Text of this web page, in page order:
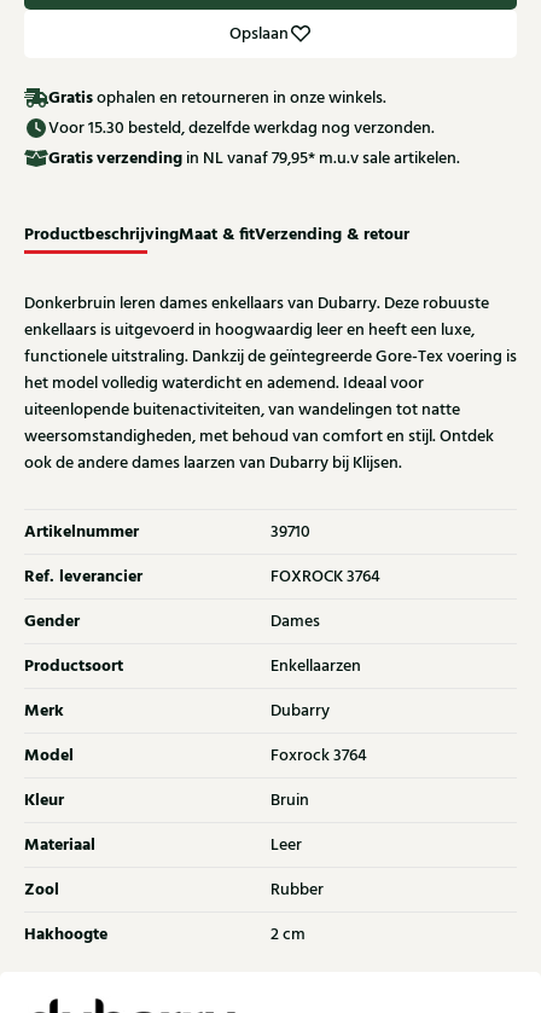
Opslaan
Gratisophalen en retourneren in onze winkels.
Voor 15.30 besteld, dezelfde werkdag nog verzonden.
Gratisverzending in NL vanaf 79,95* m.u.v sale artikelen.
ProductbeschrijvingMaat & fitVerzending & retour
Donkerbruin leren dames enkellaars van Dubarry. Deze robuuste
enkellaars is uitgevoerd in hoogwaardig leer en heeft een luxe,
functionele uitstraling. Dankzij de geïntegreerde Gore-Tex voering is
het model volledig waterdicht en ademend. Ideaal voor
uiteenlopende buitenactiviteiten, van wandelingen tot natte
weersomstandigheden, met behoud van comfort en stijl. Ontdek
ook de andere dames laarzen van Dubarry bij Klijsen.
Artikelnummer 39710
Ref. leverancier FOXROCK 3764
Gender Dames
Productsoort Enkellaarzen
Merk Dubarry
Model Foxrock 3764
Kleur Bruin
Materiaal Leer
Zool Rubber
Hakhoogte 2 cm